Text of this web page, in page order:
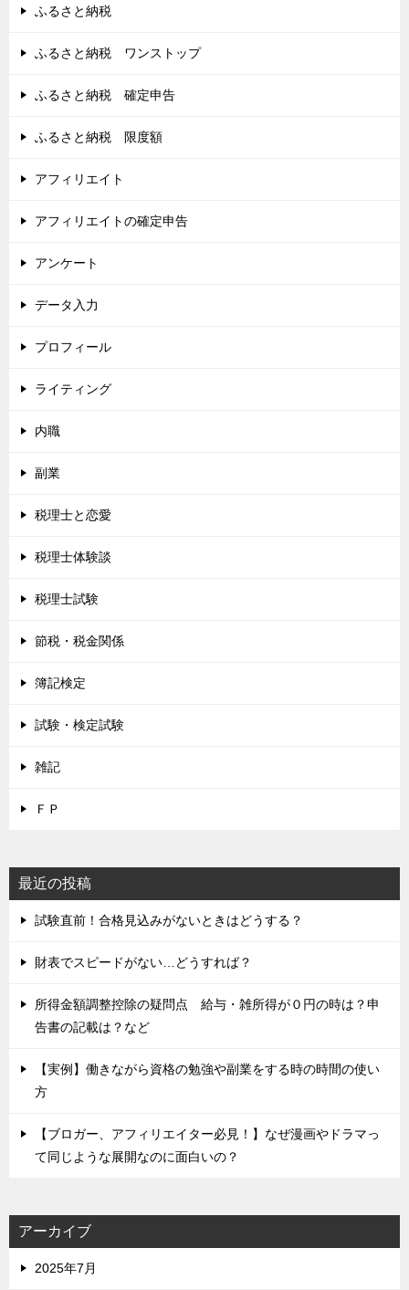
ふるさと納税
ふるさと納税 ワンストップ
ふるさと納税 確定申告
ふるさと納税 限度額
アフィリエイト
アフィリエイトの確定申告
アンケート
データ入力
プロフィール
ライティング
内職
副業
税理士と恋愛
税理士体験談
税理士試験
節税・税金関係
簿記検定
試験・検定試験
雑記
ＦＰ
最近の投稿
試験直前！合格見込みがないときはどうする？
財表でスピードがない…どうすれば？
所得金額調整控除の疑問点 給与・雑所得が０円の時は？申
告書の記載は？など
【実例】働きながら資格の勉強や副業をする時の時間の使い
方
【ブロガー、アフィリエイター必見！】なぜ漫画やドラマっ
て同じような展開なのに面白いの？
アーカイブ
2025年7月